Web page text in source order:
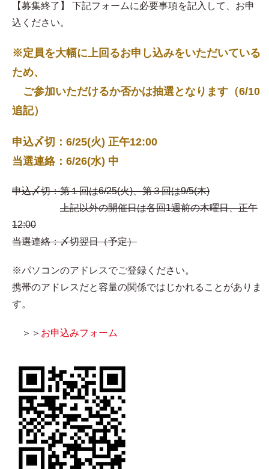
【募集終了】 下記フォームに必要事項を記入して、お申
込ください。
※定員を大幅に上回るお申し込みをいただいている
ため、
ご参加いただけるか否かは抽選となります（6/10
追記）
申込〆切：6/25(火) 正午12:00
当選連絡：6/26(水) 中
申込〆切：第１回は6/25(火)、第３回は9/5(木)
上記以外の開催日は各回1週前の木曜日、正午
12:00
当選連絡：〆切翌日（予定）
※パソコンのアドレスでご登録ください。
携帯のアドレスだと容量の関係ではじかれることがありま
す。
＞＞ お申込みフォーム